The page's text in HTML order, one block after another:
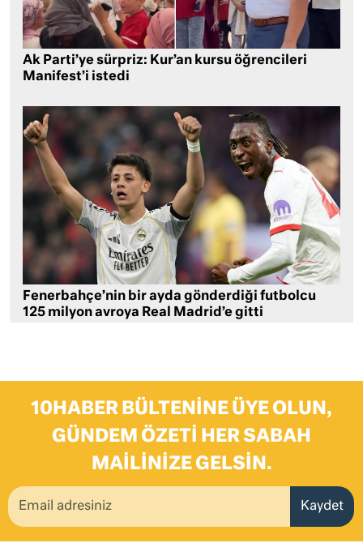
Ak Parti’ye sürpriz: Kur’an kursu öğrencileri
Manifest’i istedi
Fenerbahçe’nin bir ayda gönderdiği futbolcu
125 milyon avroya Real Madrid’e gitti
10HABER BÜLTENINE ÜYE OLUN,
GÜNDEM ÖZETI HER SABAH
MAILINIZE GELSIN.
Kaydet